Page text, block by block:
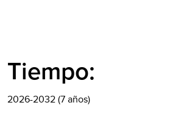
Tiempo:
2026-2032 (7 años)